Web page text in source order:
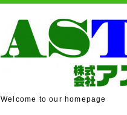
Welcome to our homepage